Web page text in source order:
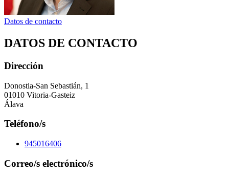
Datos de contacto
DATOS DE CONTACTO
Dirección
Donostia-San Sebastián, 1
01010 Vitoria-Gasteiz
Álava
Teléfono/s
945016406
Correo/s electrónico/s